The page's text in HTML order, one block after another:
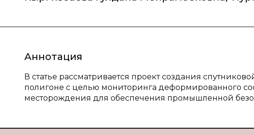
Аннотация
В статье рассматривается проект создания
полигоне с целью мониторинга деформированного
месторождения для обеспечения промышленной